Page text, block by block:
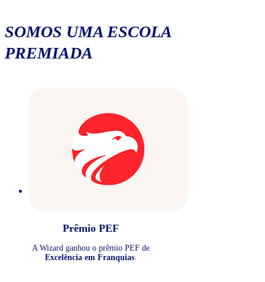
SOMOS UMA ESCOLA
PREMIADA
Prêmio PEF
A Wizard ganhou o prêmio PEF de
Excelência em Franquias.